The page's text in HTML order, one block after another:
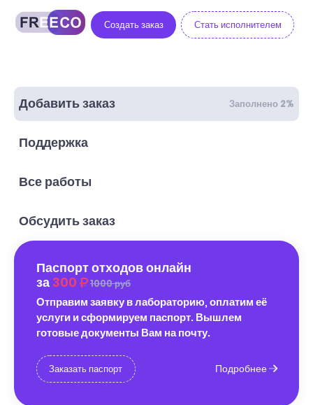
Создать заказ Стать исполнителем
Добавить заказ Заполнено 2%
Поддержка
Все работы
Обсудить заказ
Паспорт отходов онлайн
за 300 1000 руб
Отправим заявку в лабораторию, оплатим её
услуги и сформируем паспорт. Вышлем
готовые документы Вам на почту.
Заказать паспорт Подробнее